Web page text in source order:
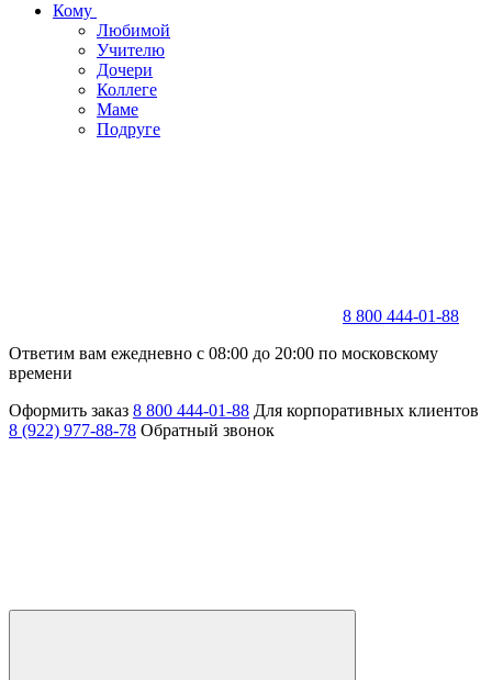
Кому
Любимой
Учителю
Дочери
Коллеге
Маме
Подруге
8 800 444-01-88
Ответим вам ежедневно с 08:00 до 20:00 по московскому
времени
Оформить заказ 8 800 444-01-88 Для корпоративных клиентов
8 (922) 977-88-78 Обратный звонок